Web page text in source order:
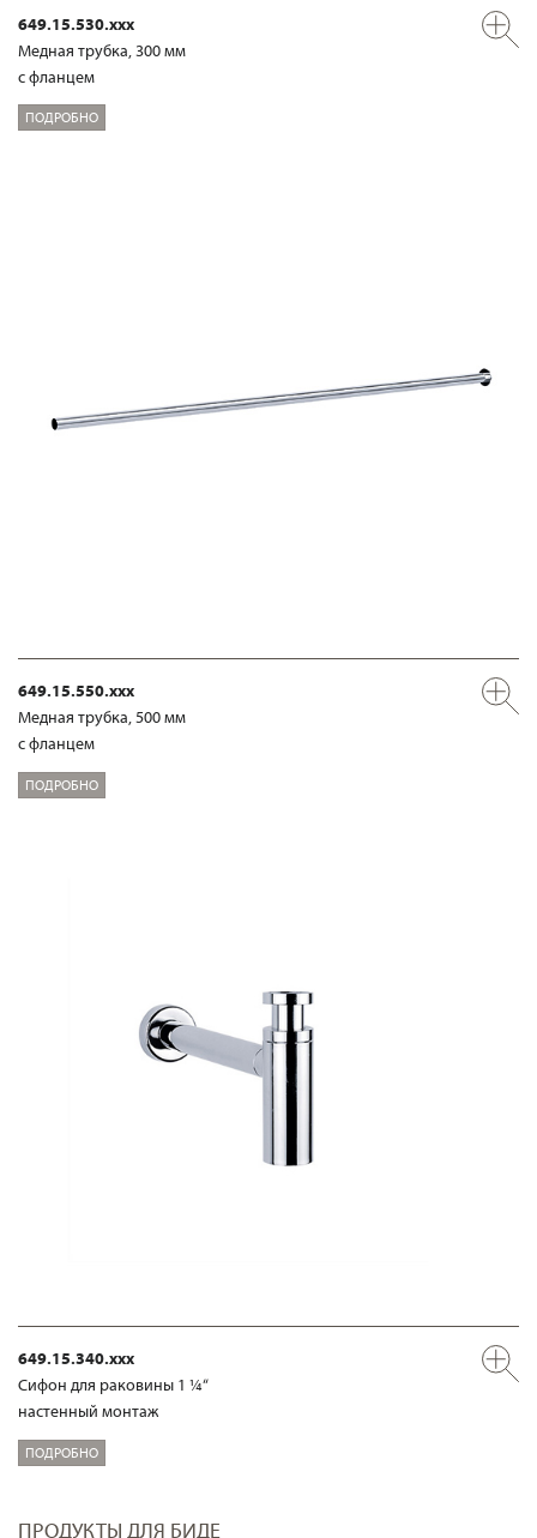
649.15.530.xxx
Медная трубка, 300 мм
с фланцем
ПОДРОБНО
649.15.550.xxx
Медная трубка, 500 мм
с фланцем
ПОДРОБНО
649.15.340.xxx
Сифон для раковины 1 ¼“
настенный монтаж
ПОДРОБНО
ПРОДУКТЫ ДЛЯ БИДЕ